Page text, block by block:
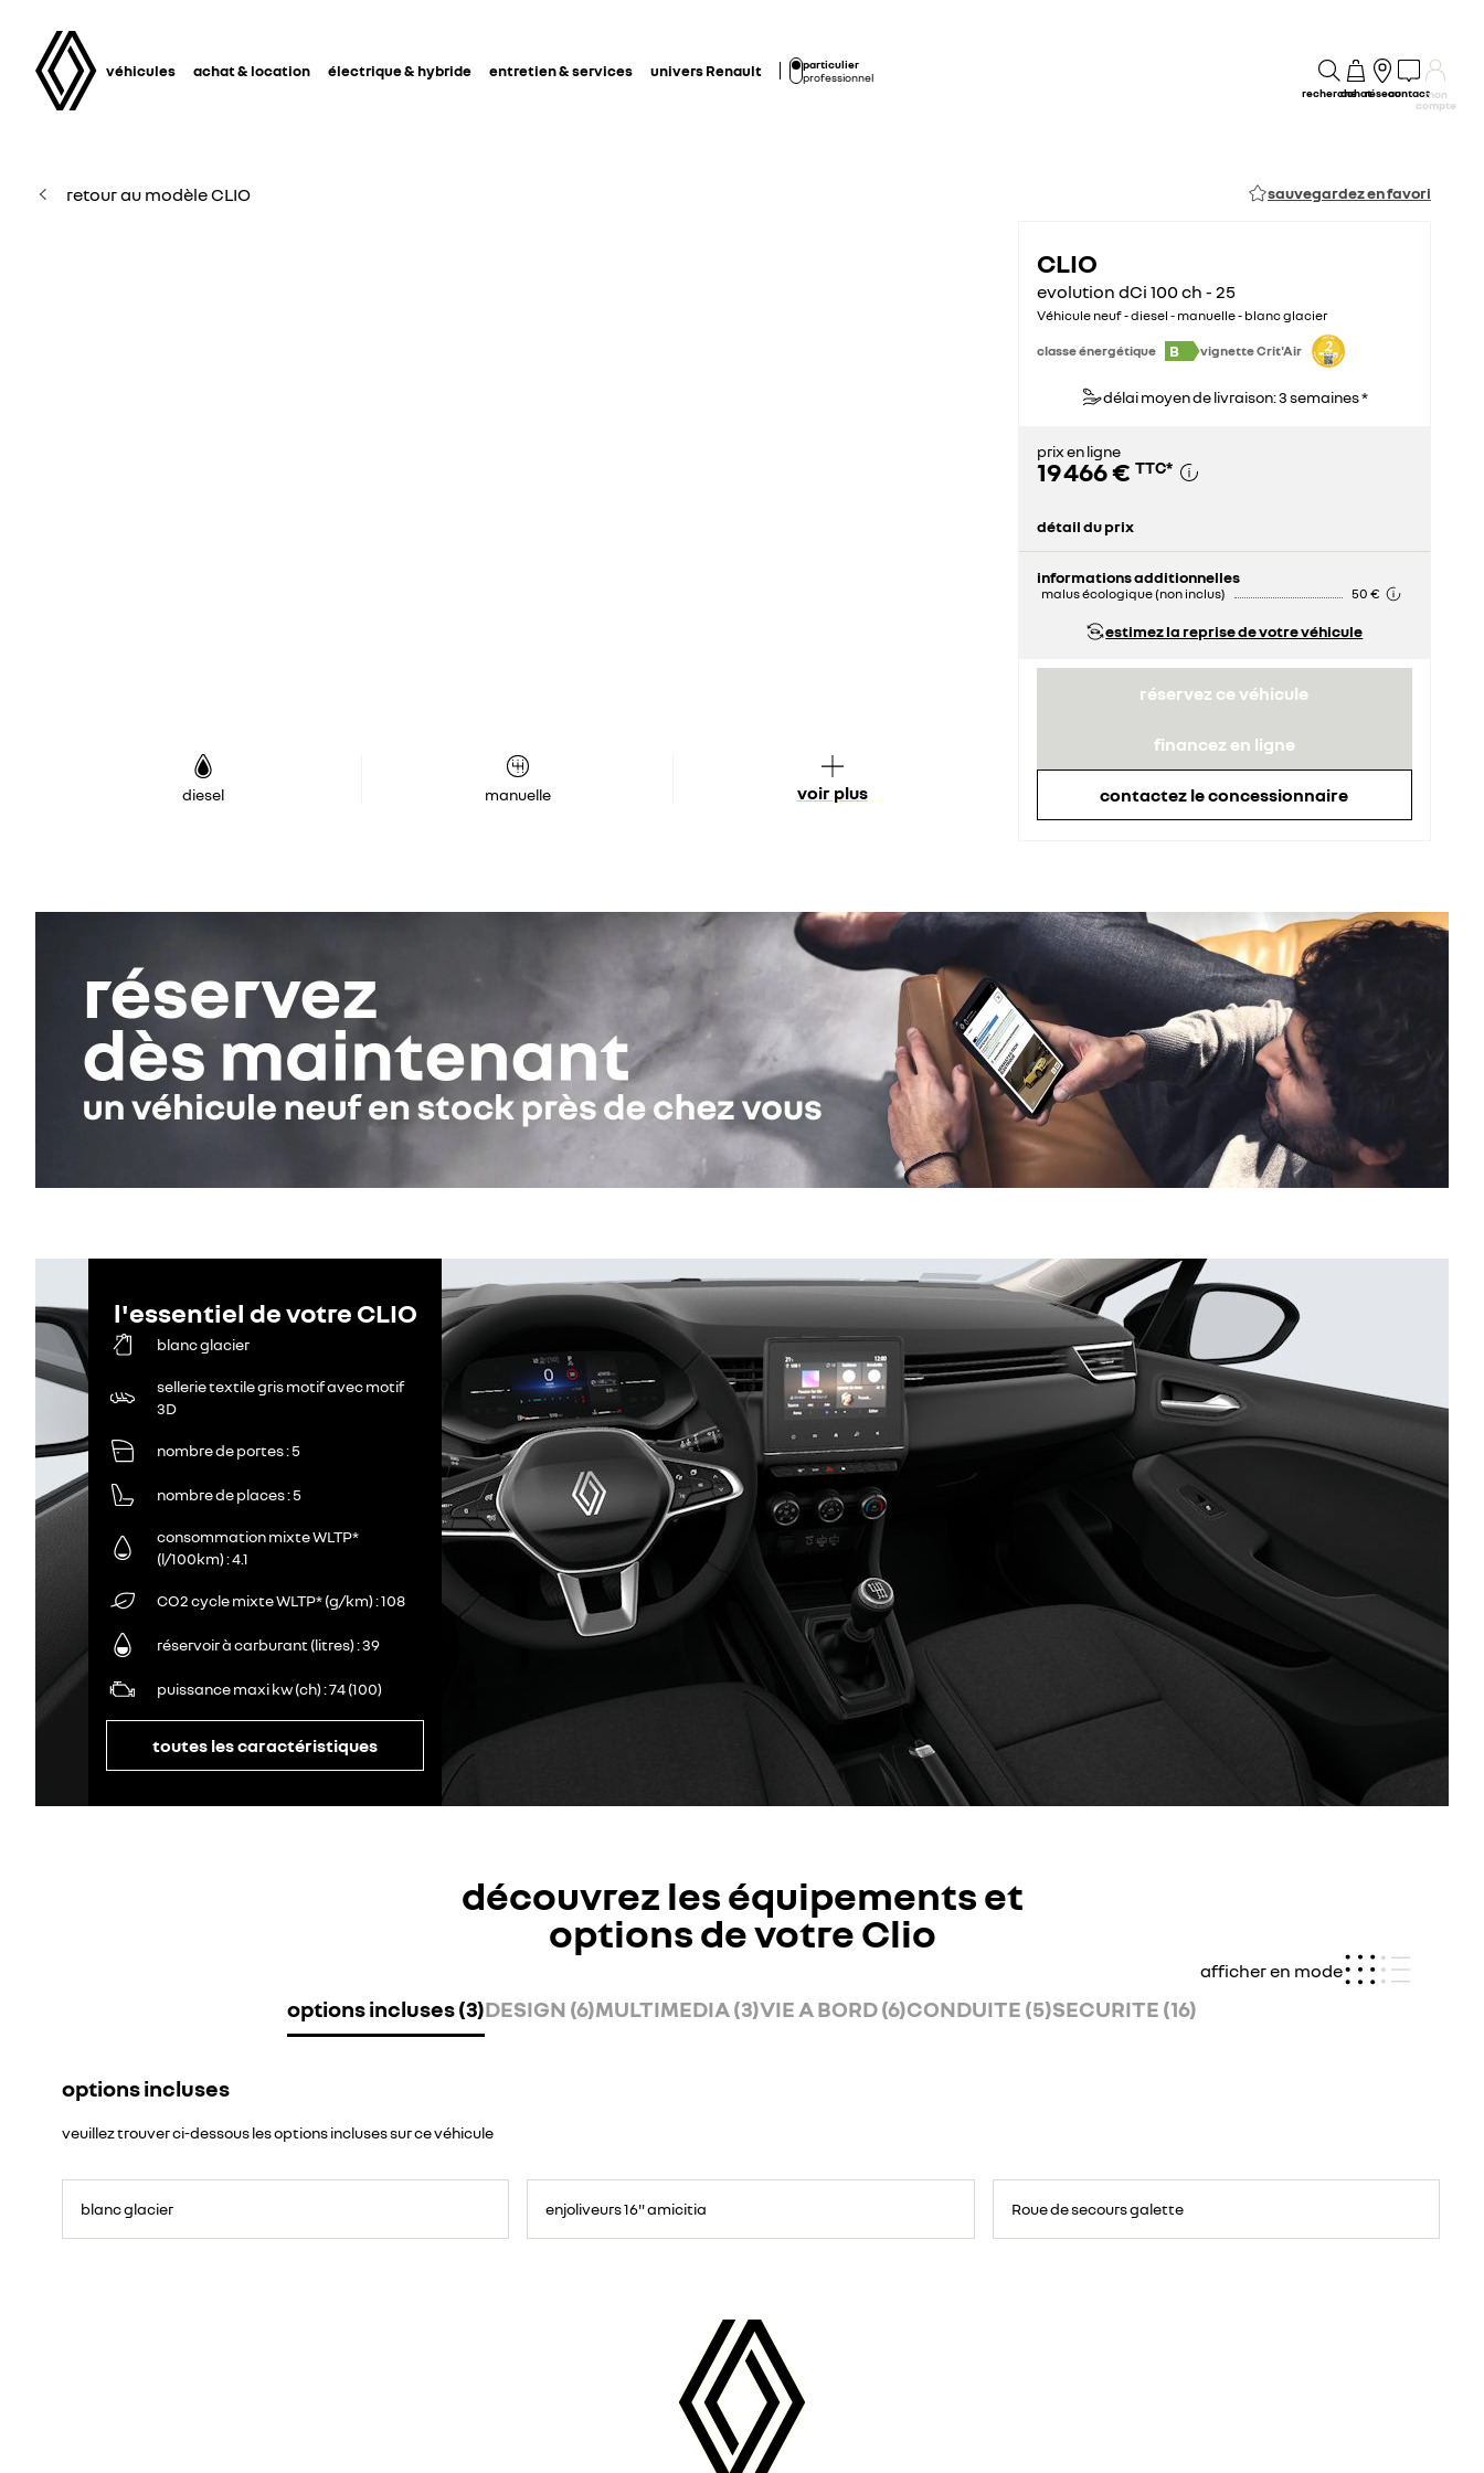
véhicules achat & location électrique & hybride entretien & services univers Renault
particulier
professionnel
rechercheachatréseaucontactmon
compte
retour au modèle CLIO sauvegardez en favori
diesel manuelle voir plus
CLIO
evolution dCi 100 ch - 25
Véhicule neuf - diesel - manuelle - blanc glacier
classe énergétique B vignette Crit'Air
délai moyen de livraison: 3 semaines *
prix en ligne
19 466 € TTC*
détail du prix
informations additionnelles
malus écologique (non inclus) 50 €
estimez la reprise de votre véhicule
réservez ce véhicule
financez en ligne
contactez le concessionnaire
l'essentiel de votre CLIO
blanc glacier
sellerie textile gris motif avec motif
3D
nombre de portes 5
nombre de places 5
consommation mixte WLTP*
(l/100km) 4.1
CO2 cycle mixte WLTP* (g/km) 108
réservoir à carburant (litres) 39
puissance maxi kw (ch) 74 (100)
toutes les caractéristiques
découvrez les équipements et
options de votre Clio
afficher en mode
options incluses (3)DESIGN (6)MULTIMEDIA (3)VIE A BORD (6)CONDUITE (5)SECURITE (16)
options incluses
veuillez trouver ci-dessous les options incluses sur ce véhicule
blanc glacier enjoliveurs 16" amicitia
secours
Roue de secours galette